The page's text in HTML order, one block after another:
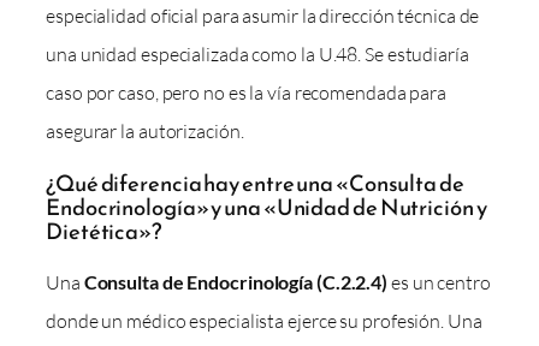
especialidad oficial para asumir la dirección técnica de
una unidad especializada como la U.48. Se estudiaría
caso por caso, pero no es la vía recomendada para
asegurar la autorización.
¿Qué diferencia hay entre una «Consulta de
Endocrinología» y una «Unidad de Nutrición y
Dietética»?
Una Consulta de Endocrinología (C.2.2.4) es un centro
donde un médico especialista ejerce su profesión. Una